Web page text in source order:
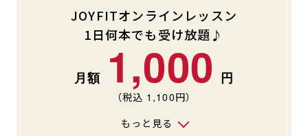
JOYFITオンラインレッスン
1日何本でも受け放題♪
1,000
（税込 1,100円）
もっと見る